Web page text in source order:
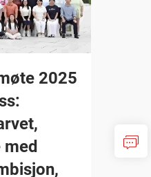
2025